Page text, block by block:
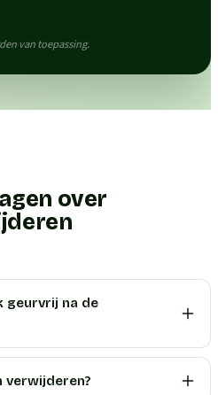
van toepassing.
over
geurvrij na de
verwijderen?